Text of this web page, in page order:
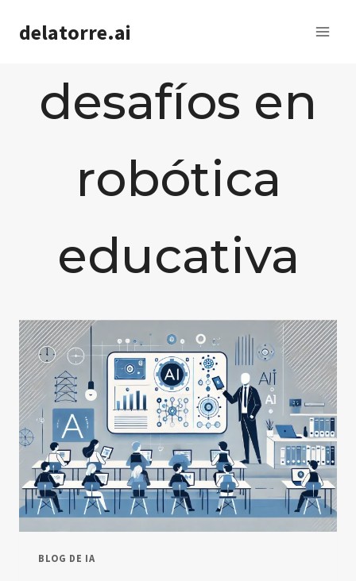
delatorre.ai
desafíos en
robótica
educativa
BLOG DE IA